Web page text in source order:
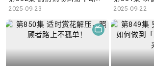
2025-09-23 2025-09-22